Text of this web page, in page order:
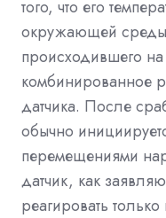
того, что его
окружающей
происходившего
комбинированное
датчика. После
обычно
перемещениями
датчик, как
реагировать